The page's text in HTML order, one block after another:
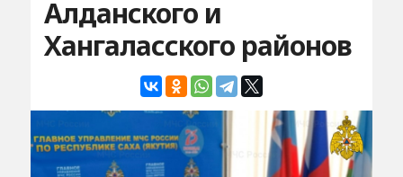
Алданского и
Хангаласского районов